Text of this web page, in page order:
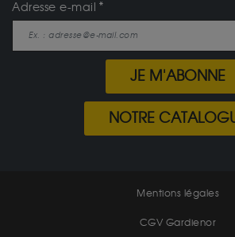
Adresse e-mail
JE M'ABONNE
NOTRE
Mentions légales
CGV Gardienor